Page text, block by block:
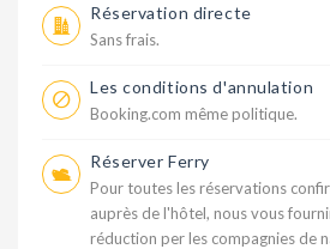
Réservation directe
Sans frais.
Les conditions d'annulation
Booking.com même politique.
Réserver Ferry
Pour toutes les réservations
auprès de l'hôtel, nous vous
réduction per les compagnies de